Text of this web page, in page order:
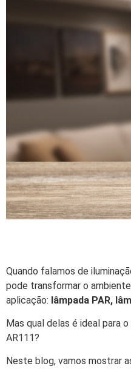
Quando falamos de
pode transformar o
aplicação: lâmpada PAR,
Mas qual delas é ideal para
AR111?
Neste blog, vamos mostrar